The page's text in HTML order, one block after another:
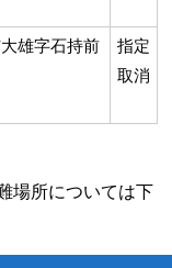
雄字石持前
指定
取消
場所については下